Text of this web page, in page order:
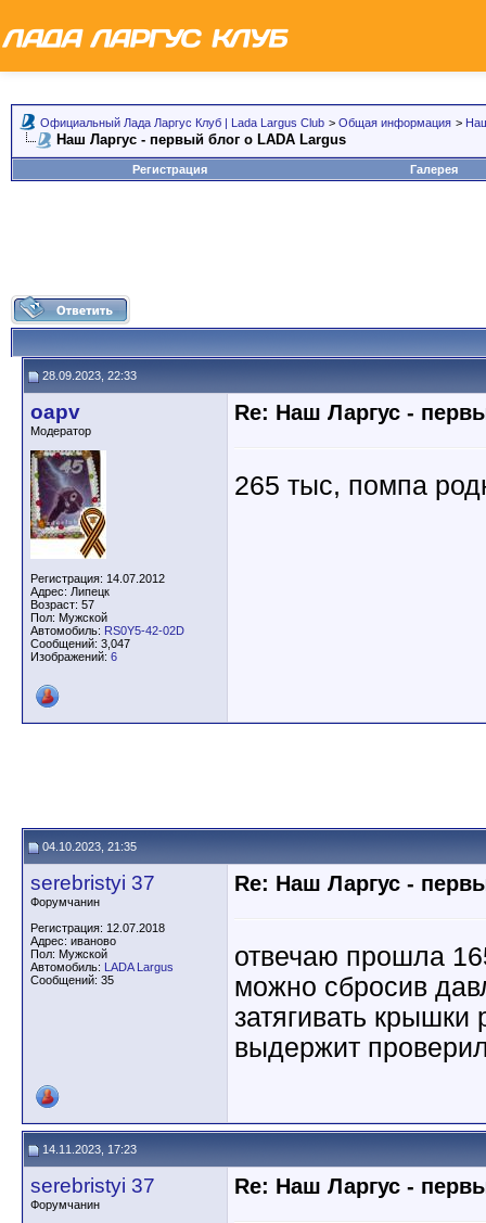
Официальный Лада Ларгус Клуб | Lada Largus Club > Общая информация >
Наш Ларгус - первый блог о LADA Largus
Регистрация Галерея
28.09.2023, 22:33
oapv
Модератор
Регистрация: 14.07.2012
Адрес: Липецк
Возраст: 57
Пол: Мужской
Автомобиль: RS0Y5-42-02D
Сообщений: 3,047
Изображений: 6
Re: Наш Ларгус -
265 тыс, помпа
04.10.2023, 21:35
serebristyi 37
Форумчанин
Регистрация: 12.07.2018
Адрес: иваново
Пол: Мужской
Автомобиль: LADA Largus
Сообщений: 35
Re: Наш Ларгус -
отвечаю прошла
можно сбросив
затягивать
выдержит
14.11.2023, 17:23
serebristyi 37
Форумчанин
Re: Наш Ларгус -